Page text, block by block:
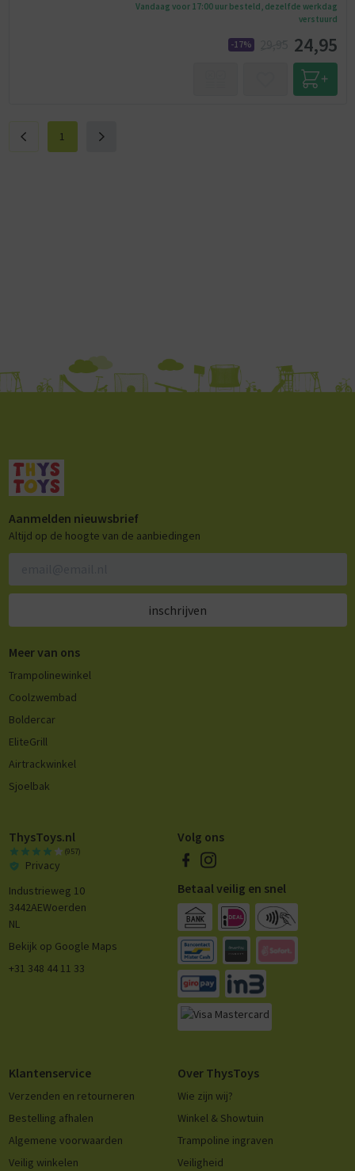
Vandaag voor 17:00 uur besteld, dezelfde werkdag
verstuurd
-17% 24,95
1
Aanmelden nieuwsbrief
Altijd op de hoogte van de aanbiedingen
inschrijven
Meer van ons
Trampolinewinkel
Coolzwembad
Boldercar
EliteGrill
Airtrackwinkel
Sjoelbak
ThysToys.nl
(957)
Privacy
Industrieweg 10
3442AEWoerden
NL
Bekijk op Google Maps
+31 348 44 11 33
Volg ons
Betaal veilig en snel
Klantenservice
Verzenden en retourneren
Bestelling afhalen
Algemene voorwaarden
Veilig winkelen
Over ThysToys
Wie zijn wij?
Winkel & Showtuin
Trampoline ingraven
Veiligheid